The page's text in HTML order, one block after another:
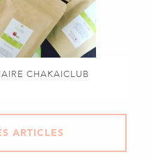
CHAKAICLUB
ARTICLES